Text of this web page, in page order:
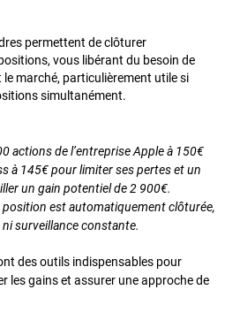
permettent de clôturer
vous libérant du besoin de
marché, particulièrement utile si
simultanément.
actions de l’entreprise Apple à 150€
à 145€ pour limiter ses pertes et un
un gain potentiel de 2 900€.
est automatiquement clôturée,
surveillance constante.
des outils indispensables pour
les gains et assurer une approche de